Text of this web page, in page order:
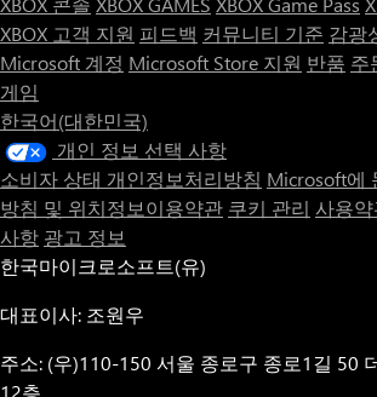
XBOX 고객 지원 피드백 커뮤니티 기준 감광
Microsoft 계정 Microsoft Store 지원 반품 주
게임
한국어(대한민국)
개인 정보 선택 사항
소비자 상태 개인정보처리방침 Microsoft에
방침 및 위치정보이용약관 쿠키 관리 사용
사항 광고 정보
한국마이크로소프트(유)
대표이사: 조원우
주소: (우)110-150 서울 종로구 종로1길 50
12층